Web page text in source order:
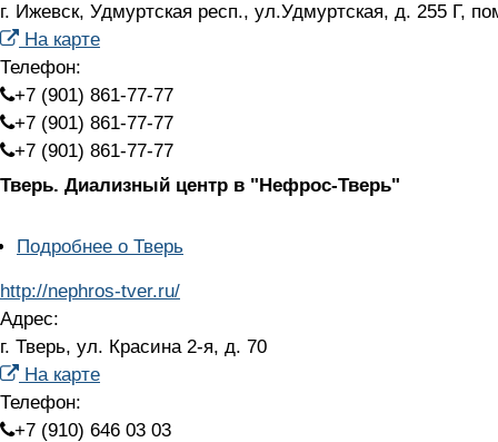
г. Ижевск, Удмуртская респ., ул.Удмуртская, д. 255 Г,
На карте
Телефон:
+7 (901) 861-77-77
+7 (901) 861-77-77
+7 (901) 861-77-77
Тверь. Диализный центр в "Нефрос-Тверь"
Подробнее о Тверь
http://nephros-tver.ru/
Адрес:
г. Тверь, ул. Красина 2-я, д. 70
На карте
Телефон:
+7 (910) 646 03 03